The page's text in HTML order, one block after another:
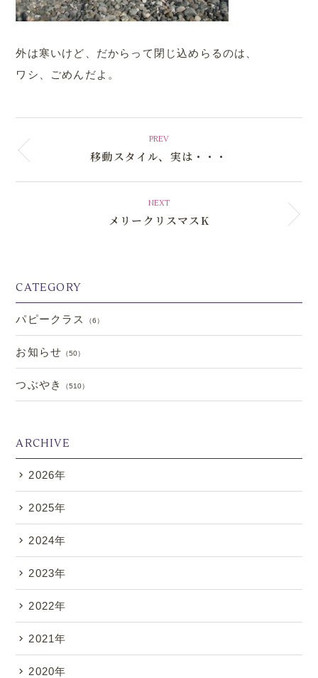
外は寒いけど、だからって閉じ込めらるのは、
ワシ、ごめんだよ。
PREV
移動スタイル、実は・・・
NEXT
メリークリスマスK
CATEGORY
パピークラス （6）
お知らせ （50）
つぶやき （510）
ARCHIVE
2026年
2025年
2024年
2023年
2022年
2021年
2020年